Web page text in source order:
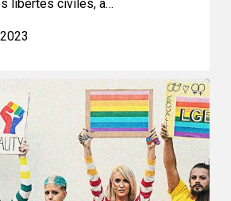
libertés civiles, a…